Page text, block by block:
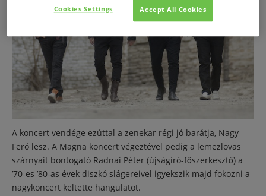
A koncert vendége ezúttal a zenekar régi jó barátja, Nagy
Feró lesz. A Magna koncert végeztével pedig a lemezlovas
szárnyait bontogató Radnai Péter (újságíró-főszerkesztő) a
’70-es ’80-as évek diszkó slágereivel igyekszik majd fokozni a
nagykoncert keltette hangulatot.
Accept All Cookies
Cookies Settings